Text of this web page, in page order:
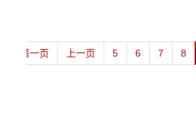
第一页 上一页 5 6 7 8